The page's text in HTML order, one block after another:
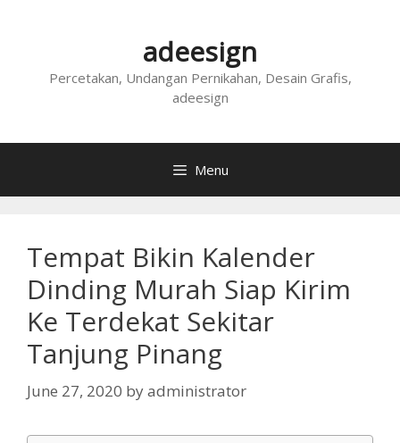
adeesign
Percetakan, Undangan Pernikahan, Desain Grafis,
adeesign
Menu
Tempat Bikin Kalender
Dinding Murah Siap Kirim
Ke Terdekat Sekitar
Tanjung Pinang
June 27, 2020 byadministrator